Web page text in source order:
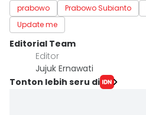
prabowo Prabowo Subianto
Update me
Editorial Team
Editor
Jujuk Ernawati
Tonton lebih seru di